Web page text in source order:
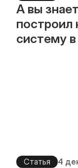
А вы
систему
Статья 4